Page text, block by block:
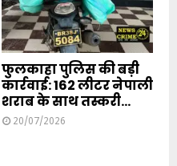
फुलकाहा पुलिस की बड़ी
कार्रवाई: 162 लीटर नेपाली
शराब के साथ तस्करी...
20/07/2026